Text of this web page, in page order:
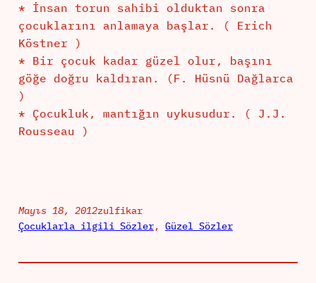
* İnsan torun sahibi olduktan sonra
çocuklarını anlamaya başlar. ( Erich
Köstner )
* Bir çocuk kadar güzel olur, başını
göğe doğru kaldıran. (F. Hüsnü Dağlarca
)
* Çocukluk, mantığın uykusudur. ( J.J.
Rousseau )
Mayıs 18, 2012zulfikar
Çocuklarla ilgili Sözler, Güzel Sözler